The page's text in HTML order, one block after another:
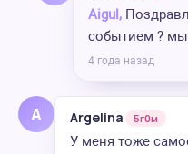
Aigul,
событием ?
4 года назад
A Argelina 5г0м
У меня тоже